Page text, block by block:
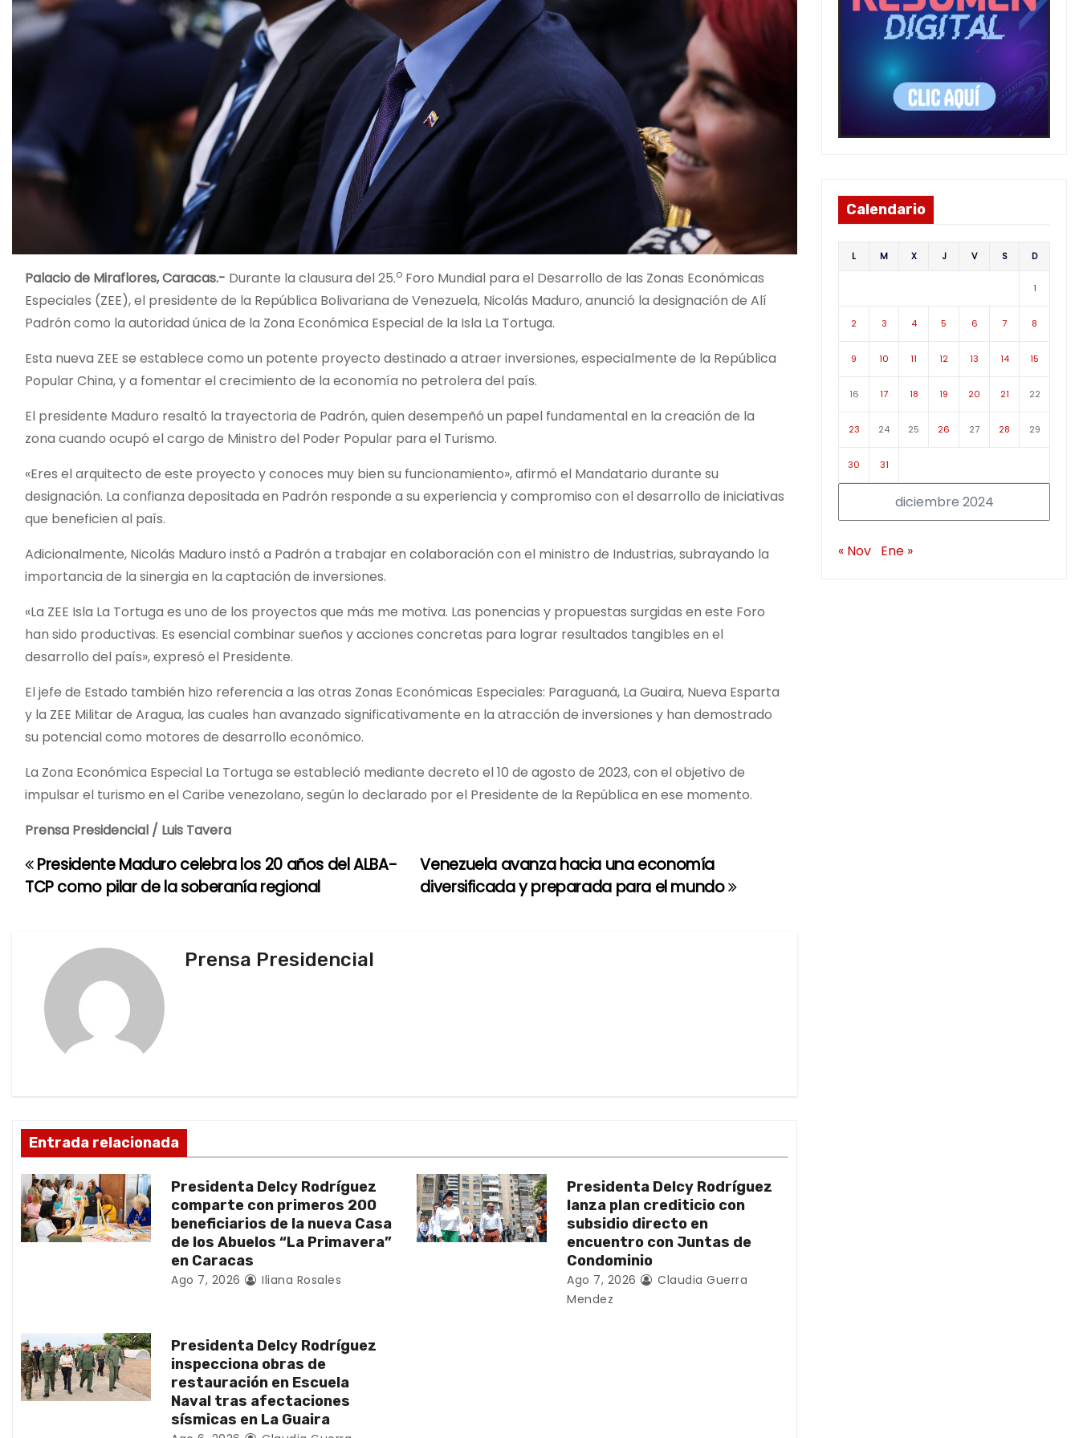
Palacio de Miraflores, Caracas.- Durante la clausura del 25.o Foro Mundial para el Desarrollo de las Zonas Económicas
Especiales (ZEE), el presidente de la República Bolivariana de Venezuela, Nicolás Maduro, anunció la designación de Alí
Padrón como la autoridad única de la Zona Económica Especial de la Isla La Tortuga.
Esta nueva ZEE se establece como un potente proyecto destinado a atraer inversiones, especialmente de la República
Popular China, y a fomentar el crecimiento de la economía no petrolera del país.
El presidente Maduro resaltó la trayectoria de Padrón, quien desempeñó un papel fundamental en la creación de la
zona cuando ocupó el cargo de Ministro del Poder Popular para el Turismo.
«Eres el arquitecto de este proyecto y conoces muy bien su funcionamiento», afirmó el Mandatario durante su
designación. La confianza depositada en Padrón responde a su experiencia y compromiso con el desarrollo de iniciativas
que beneficien al país.
Adicionalmente, Nicolás Maduro instó a Padrón a trabajar en colaboración con el ministro de Industrias, subrayando la
importancia de la sinergia en la captación de inversiones.
«La ZEE Isla La Tortuga es uno de los proyectos que más me motiva. Las ponencias y propuestas surgidas en este Foro
han sido productivas. Es esencial combinar sueños y acciones concretas para lograr resultados tangibles en el
desarrollo del país», expresó el Presidente.
El jefe de Estado también hizo referencia a las otras Zonas Económicas Especiales: Paraguaná, La Guaira, Nueva Esparta
y la ZEE Militar de Aragua, las cuales han avanzado significativamente en la atracción de inversiones y han demostrado
su potencial como motores de desarrollo económico.
La Zona Económica Especial La Tortuga se estableció mediante decreto el 10 de agosto de 2023, con el objetivo de
impulsar el turismo en el Caribe venezolano, según lo declarado por el Presidente de la República en ese momento.
Prensa Presidencial / Luis Tavera
N
ó
n
d
e
t
r
a
Venezuela avanza hacia una economía
diversificada y preparada para el mundo
Presidente Maduro celebra los 20 años del ALBA-
TCP como pilar de la soberanía regional
Prensa Presidencial
Entrada relacionada
Presidenta Delcy Rodríguez
comparte con primeros 200
beneficiarios de la nueva Casa
de los Abuelos “La Primavera”
en Caracas
Ago 7, 2026 Iliana Rosales
Presidenta Delcy Rodríguez
lanza plan crediticio con
subsidio directo en
encuentro con Juntas de
Condominio
Ago 7, 2026
Claudia Guerra
Mendez
Presidenta Delcy Rodríguez
inspecciona obras de
restauración en Escuela
Naval tras afectaciones
sísmicas en La Guaira
Calendario
diciembre 2024
L M X J V S D
1
2 3 4 5 6 7 8
9 10 11 12 13 14 15
16 17 18 19 20 21 22
23 24 25 26 27 28 29
30 31
« Nov Ene »